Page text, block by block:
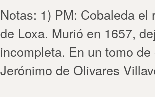
Notas: 1) PM: Cobaleda
de Loxa. Murió en 1657,
incompleta. En un tomo
Jerónimo de Olivares